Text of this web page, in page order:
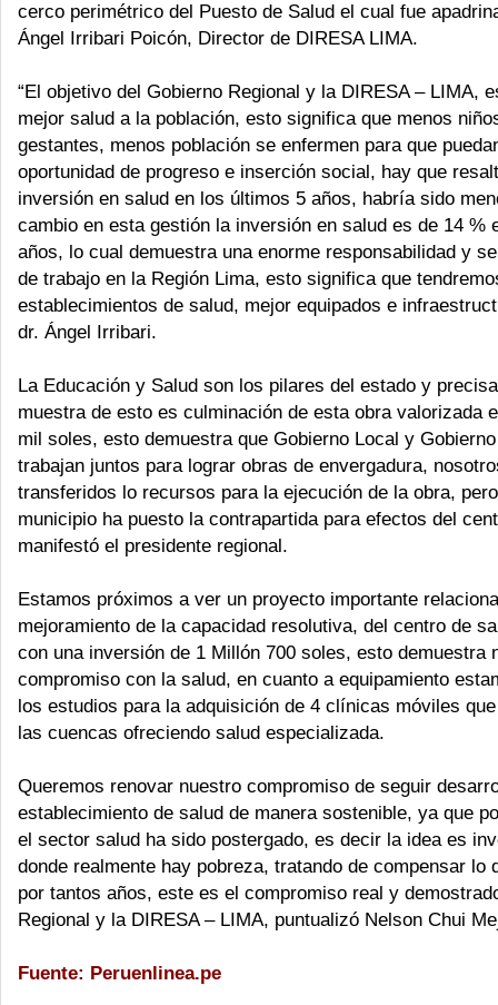
cerco perimétrico del Puesto de Salud el cual fue
Ángel Irribari Poicón, Director de DIRESA LIMA.
“El objetivo del Gobierno Regional y la DIRESA – LIMA,
mejor salud a la población, esto significa que menos
gestantes, menos población se enfermen para que
oportunidad de progreso e inserción social, hay que
inversión en salud en los últimos 5 años, habría sido
cambio en esta gestión la inversión en salud es de 14 %
años, lo cual demuestra una enorme responsabilidad y
de trabajo en la Región Lima, esto significa que
establecimientos de salud, mejor equipados e
dr. Ángel Irribari.
La Educación y Salud son los pilares del estado y
muestra de esto es culminación de esta obra valorizada
mil soles, esto demuestra que Gobierno Local y
trabajan juntos para lograr obras de envergadura,
transferidos lo recursos para la ejecución de la obra,
municipio ha puesto la contrapartida para efectos del
manifestó el presidente regional.
Estamos próximos a ver un proyecto importante
mejoramiento de la capacidad resolutiva, del centro de
con una inversión de 1 Millón 700 soles, esto demuestra
compromiso con la salud, en cuanto a equipamiento
los estudios para la adquisición de 4 clínicas móviles
las cuencas ofreciendo salud especializada.
Queremos renovar nuestro compromiso de seguir
establecimiento de salud de manera sostenible, ya que
el sector salud ha sido postergado, es decir la idea es
donde realmente hay pobreza, tratando de compensar lo
por tantos años, este es el compromiso real y
Regional y la DIRESA – LIMA, puntualizó Nelson Chui
Fuente: Peruenlinea.pe